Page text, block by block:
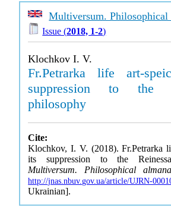
Multiversum. Philosophical
Issue (2018, 1-2)
Klochkov I. V.
Fr.Petrarka life art-
suppression to the
philosophy
Cite:
Klochkov, I. V. (2018). Fr.Petrarka
its suppression to the
Multiversum. Philosophical
http://jnas.nbuv.gov.ua/article/UJRN-
Ukrainian].